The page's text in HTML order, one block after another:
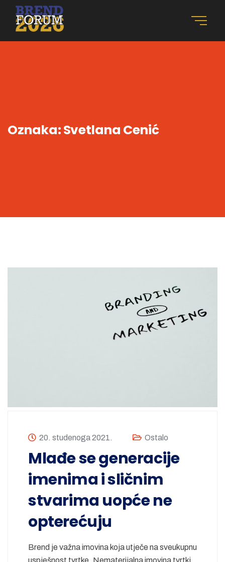
Oznaka:Svetlana Cenić
20. studenoga 2021. Ostalo
Mlađe se generacije
imenima i sličnim
stvarima uopće ne
opterećuju
Brend je važna imovina koja utječe na sveukupnu